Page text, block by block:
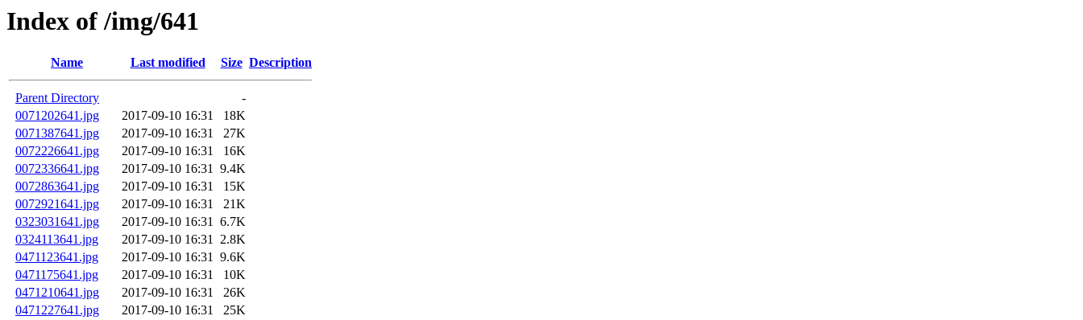
Index of /img/641
Name Last modified Size Description
Parent Directory
-
0071202641.jpg
2017-09-10 16:31
18K
0071387641.jpg
2017-09-10 16:31
27K
0072226641.jpg
2017-09-10 16:31
16K
0072336641.jpg
2017-09-10 16:31 9.4K
0072863641.jpg
2017-09-10 16:31
15K
0072921641.jpg
2017-09-10 16:31
21K
0323031641.jpg
2017-09-10 16:31 6.7K
0324113641.jpg
2017-09-10 16:31 2.8K
0471123641.jpg
2017-09-10 16:31 9.6K
0471175641.jpg
2017-09-10 16:31
10K
0471210641.jpg
2017-09-10 16:31
26K
0471227641.jpg
2017-09-10 16:31
25K